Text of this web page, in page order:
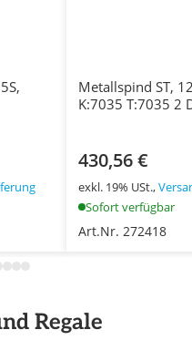
Metallspind ST,
K:7035 T:7035 2
430,56 €
exkl. 19% USt.,
Sofort verfügbar
Art.Nr. 272418
Regale